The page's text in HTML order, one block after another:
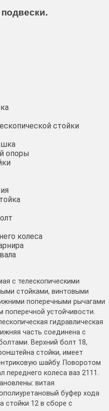
стойки
опоры
колеса
с телескопическими
стойками, винтовыми
поперечными рычагами
поперечной устойчивости.
гидравлическая
часть соединена с
Верхний болт 18,
стойки, имеет
шайбу. Поворотом
переднего колеса ваз 2111.
витая
буфер хода
стойки 12 в сборе с